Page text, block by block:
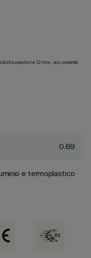
superiori a 12 mm, non protetto
0.69
e termoplastico